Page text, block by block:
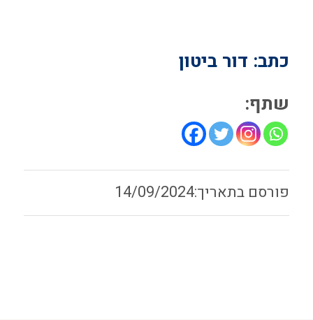
כתב: דור ביטון
שתף:
14/09/2024